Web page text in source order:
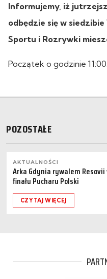
Informujemy, iż
odbędzie się w
Sportu i Rozrywki
Początek o godzinie 11:00.
POZOSTAŁE
AKTUALNOŚCI
Arka Gdynia rywalem Resovii
finału Pucharu Polski
CZYTAJ WIĘCEJ